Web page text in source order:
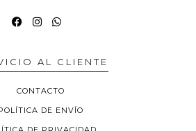
AL CLIENTE
CONTACTO
DE ENVÍO